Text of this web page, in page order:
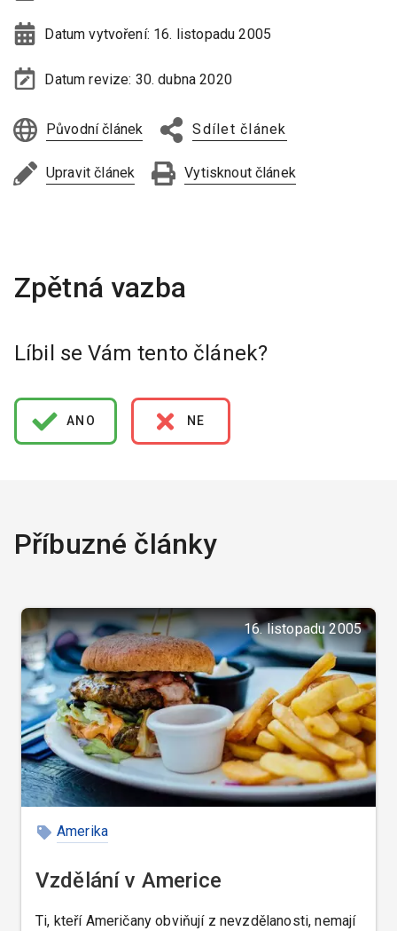
Datum vytvoření: 16. listopadu 2005
Datum revize: 30. dubna 2020
Původní článek Sdílet článek
Upravit článek Vytisknout článek
Líbil se Vám tento článek?
ANO NE
Příbuzné články
16. listopadu 2005
Amerika
Vzdělání v Americe
Ti, kteří Američany obviňují z nevzdělanosti, nemají